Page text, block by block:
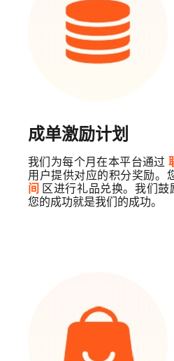
成单激励计划
我们为每个月在本平台通过
用户提供对应的积分奖励。
间 区进行礼品兑换。我们鼓
您的成功就是我们的成功。